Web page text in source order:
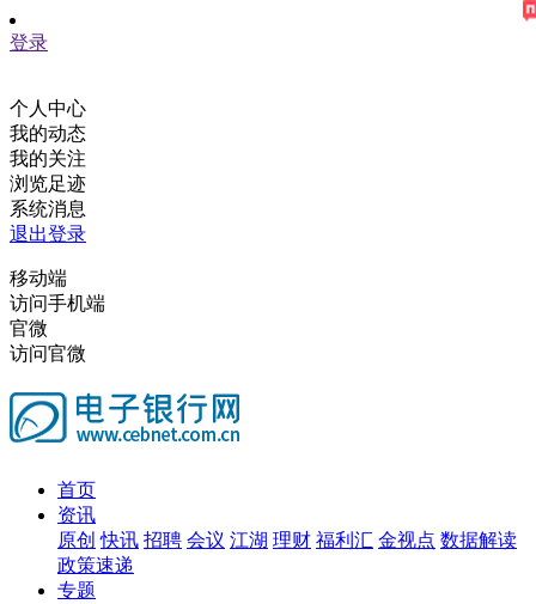
登录
个人中心
我的动态
我的关注
浏览足迹
系统消息
退出登录
移动端
访问手机端
官微
访问官微
首页
资讯
原创 快讯 招聘 会议 江湖 理财 福利汇 金视点 数据解读
政策速递
专题